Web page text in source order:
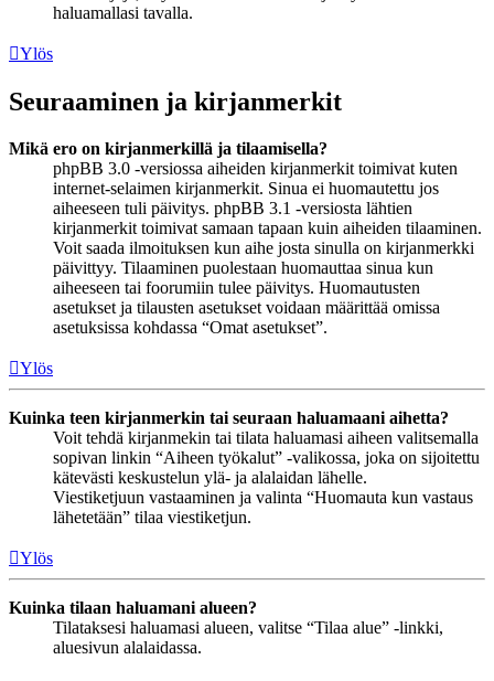
haluamallasi tavalla.
Ylös
Seuraaminen ja kirjanmerkit
Mikä ero on kirjanmerkillä ja tilaamisella?
phpBB 3.0 -versiossa aiheiden kirjanmerkit toimivat kuten
internet-selaimen kirjanmerkit. Sinua ei huomautettu jos
aiheeseen tuli päivitys. phpBB 3.1 -versiosta lähtien
kirjanmerkit toimivat samaan tapaan kuin aiheiden tilaaminen.
Voit saada ilmoituksen kun aihe josta sinulla on kirjanmerkki
päivittyy. Tilaaminen puolestaan huomauttaa sinua kun
aiheeseen tai foorumiin tulee päivitys. Huomautusten
asetukset ja tilausten asetukset voidaan määrittää omissa
asetuksissa kohdassa “Omat asetukset”.
Ylös
Kuinka teen kirjanmerkin tai seuraan haluamaani aihetta?
Voit tehdä kirjanmekin tai tilata haluamasi aiheen valitsemalla
sopivan linkin “Aiheen työkalut” -valikossa, joka on sijoitettu
kätevästi keskustelun ylä- ja alalaidan lähelle.
Viestiketjuun vastaaminen ja valinta “Huomauta kun vastaus
lähetetään” tilaa viestiketjun.
Ylös
Kuinka tilaan haluamani alueen?
Tilataksesi haluamasi alueen, valitse “Tilaa alue” -linkki,
aluesivun alalaidassa.